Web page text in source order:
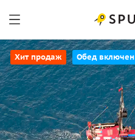
Хит продаж Обед включен